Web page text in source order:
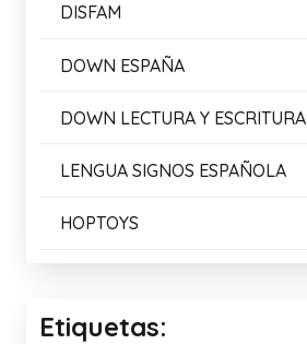
DISFAM
DOWN ESPAÑA
DOWN LECTURA Y ESCRITURA
LENGUA SIGNOS ESPAÑOLA
HOPTOYS
Etiquetas: